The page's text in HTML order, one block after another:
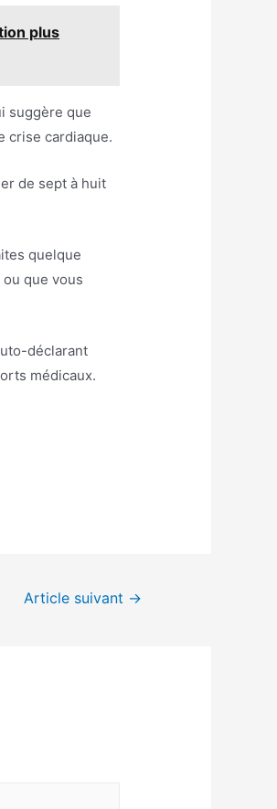
plus
suggère que
crise cardiaque.
de sept à huit
quelque
que vous
déclarant
médicaux.
Article suivant →